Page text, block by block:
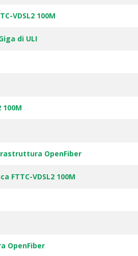
VDSL2 100M
di ULI
100M
OpenFiber
FTTC-VDSL2 100M
OpenFiber